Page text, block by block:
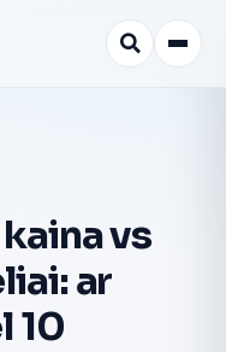
vs
ar
10